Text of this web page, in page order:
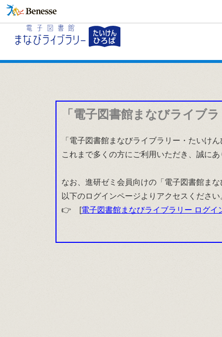
「電子図書館まなびライブ
「電子図書館まなびライブラリー・たいけ
これまで多くの方にご利用いただき、誠に
なお、進研ゼミ会員向けの「電子図書館ま
以下のログインページよりアクセスください
👉 [電子図書館まなびライブラリー ログイ